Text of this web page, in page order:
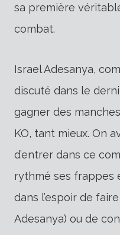
sa première
combat.
Israel Adesanya,
discuté dans le
gagner des
KO, tant mieux. On
d’entrer dans ce
rythmé ses frappes
dans l’espoir de
Adesanya) ou de